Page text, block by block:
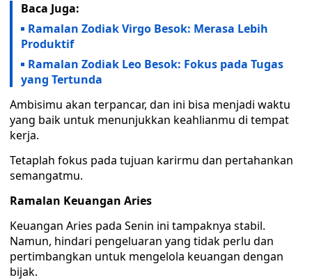
Baca Juga:
Ramalan Zodiak Virgo Besok: Merasa Lebih
Produktif
Ramalan Zodiak Leo Besok: Fokus pada Tugas
yang Tertunda
Ambisimu akan terpancar, dan ini bisa menjadi waktu
yang baik untuk menunjukkan keahlianmu di tempat
kerja.
Tetaplah fokus pada tujuan karirmu dan pertahankan
semangatmu.
Ramalan Keuangan Aries
Keuangan Aries pada Senin ini tampaknya stabil.
Namun, hindari pengeluaran yang tidak perlu dan
pertimbangkan untuk mengelola keuangan dengan
bijak.